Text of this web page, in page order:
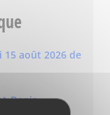
15 août 2026 de
Denis